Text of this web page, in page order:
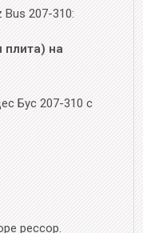
207-310:
плита) на
Бус 207-310 с
рессор.